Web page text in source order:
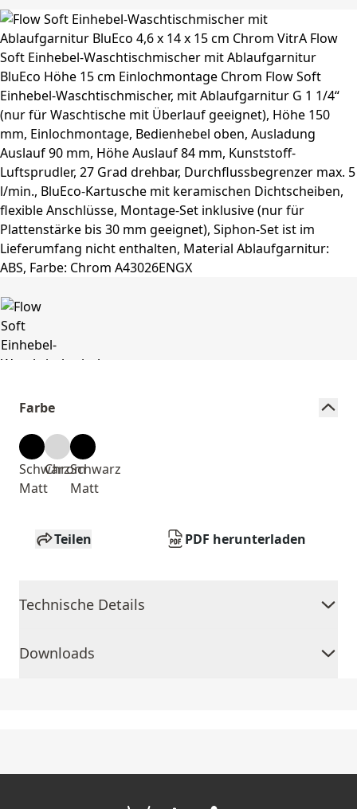
Farbe
Schwarz
Matt
ChromSchwarz
Matt
Teilen PDF herunterladen
Technische Details
Downloads